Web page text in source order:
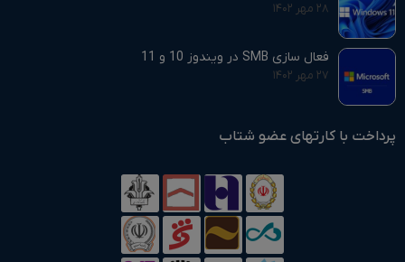
۲۸ مهر ۱۴۰۲
فعال سازی SMB در ویندوز 10 و 11
۲۷ مهر ۱۴۰۲
پرداخت با کارتهای عضو شتاب